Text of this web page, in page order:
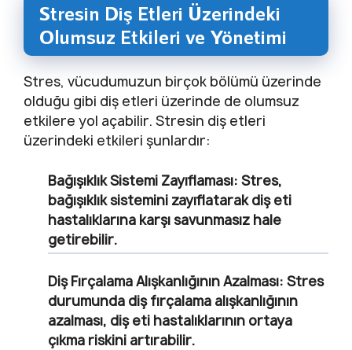
Stresin Diş Etleri Üzerindeki
Olumsuz Etkileri ve Yönetimi
Stres, vücudumuzun birçok bölümü üzerinde
olduğu gibi diş etleri üzerinde de olumsuz
etkilere yol açabilir. Stresin diş etleri
üzerindeki etkileri şunlardır:
Bağışıklık Sistemi Zayıflaması: Stres,
bağışıklık sistemini zayıflatarak diş eti
hastalıklarına karşı savunmasız hale
getirebilir.
Diş Fırçalama Alışkanlığının Azalması: Stres
durumunda diş fırçalama alışkanlığının
azalması, diş eti hastalıklarının ortaya
çıkma riskini artırabilir.